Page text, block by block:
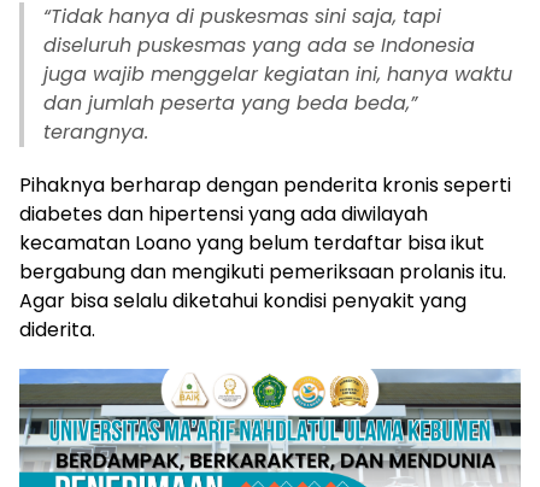
“Tidak hanya di puskesmas sini saja, tapi
diseluruh puskesmas yang ada se Indonesia
juga wajib menggelar kegiatan ini, hanya waktu
dan jumlah peserta yang beda beda,”
terangnya.
Pihaknya berharap dengan penderita kronis seperti
diabetes dan hipertensi yang ada diwilayah
kecamatan Loano yang belum terdaftar bisa ikut
bergabung dan mengikuti pemeriksaan prolanis itu.
Agar bisa selalu diketahui kondisi penyakit yang
diderita.